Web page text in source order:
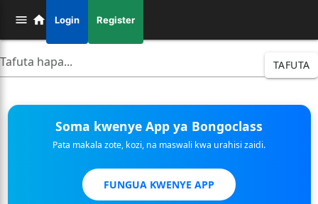
Login Register
TAFUTA
Soma kwenye App ya Bongoclass
Pata makala zote, kozi, na maswali kwa urahisi zaidi.
FUNGUA KWENYE APP